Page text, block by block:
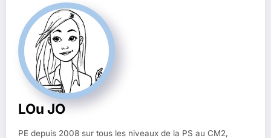
LOu JO
PE depuis 2008 sur tous les niveaux de la PS au CM2,